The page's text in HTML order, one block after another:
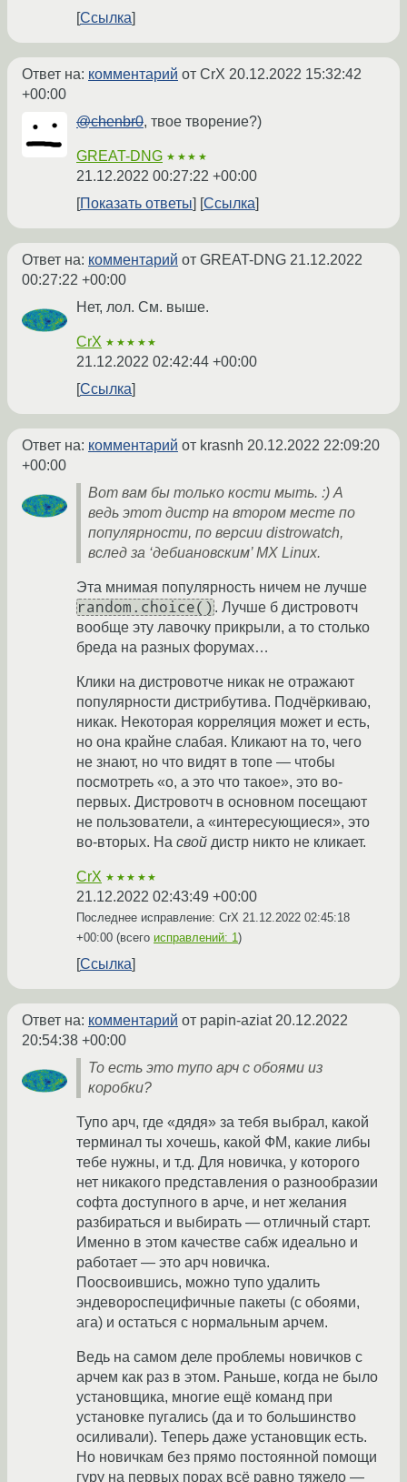
Ссылка
Ответ на: комментарий от CrX 20.12.2022 15:32:42
+00:00
@chenbr0, твое творение?)
GREAT-DNG ★★★★
21.12.2022 00:27:22 +00:00
Показать ответы
Ссылка
Ответ на: комментарий от GREAT-DNG 21.12.2022
00:27:22 +00:00
Нет, лол. См. выше.
CrX ★★★★★
21.12.2022 02:42:44 +00:00
Ссылка
Ответ на: комментарий от krasnh 20.12.2022 22:09:20
+00:00
Вот вам бы только кости мыть. :) А
ведь этот дистр на втором месте по
популярности, по версии distrowatch,
вслед за ‘дебиановским’ MX Linux.
Эта мнимая популярность ничем не лучше
random.choice() . Лучше б дистровотч
вообще эту лавочку прикрыли, а то столько
бреда на разных форумах…
Клики на дистровотче никак не отражают
популярности дистрибутива. Подчёркиваю,
никак. Некоторая корреляция может и есть,
но она крайне слабая. Кликают на то, чего
не знают, но что видят в топе — чтобы
посмотреть «о, а это что такое», это во-
первых. Дистровотч в основном посещают
не пользователи, а «интересующиеся», это
во-вторых. На свой дистр никто не кликает.
CrX ★★★★★
21.12.2022 02:43:49 +00:00
Последнее исправление: CrX 21.12.2022 02:45:18
+00:00 (всего исправлений: 1)
Ссылка
Ответ на: комментарий от papin-aziat 20.12.2022
20:54:38 +00:00
То есть это тупо арч с обоями из
коробки?
Тупо арч, где «дядя» за тебя выбрал, какой
терминал ты хочешь, какой ФМ, какие либы
тебе нужны, и т.д. Для новичка, у которого
нет никакого представления о разнообразии
софта доступного в арче, и нет желания
разбираться и выбирать — отличный старт.
Именно в этом качестве сабж идеально и
работает — это арч новичка.
Поосвоившись, можно тупо удалить
эндевороспецифичные пакеты (с обоями,
ага) и остаться с нормальным арчем.
Ведь на самом деле проблемы новичков с
арчем как раз в этом. Раньше, когда не было
установщика, многие ещё команд при
установке пугались (да и то большинство
осиливали). Теперь даже установщик есть.
Но новичкам без прямо постоянной помощи
гуру на первых порах всё равно тяжело —